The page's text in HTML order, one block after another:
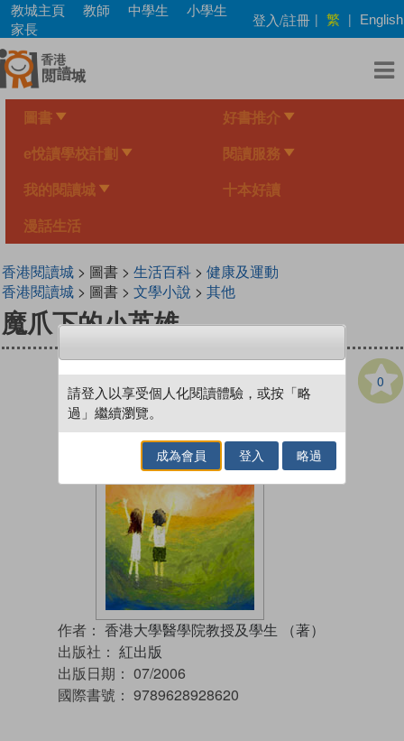
Skip
main
content
教城主頁 教師 中學生
小學生
家長
登入/註冊 | 繁 | English
圖書 好書推介
e悅讀學校計劃 閱讀服務
我的閱讀城 十本好讀
漫話生活
香港閱讀城> 圖書 > 生活百科> 健康及運動
香港閱讀城> 圖書 > 文學小說 > 其他
魔爪下的小英雄
0
作者： 香港大學醫學院教授及學生 （著）
出版社： 紅出版
出版日期： 07/2006
國際書號： 9789628928620
請登入以享受個人化閱讀體驗，或按「略
過」繼續瀏覽。
成為會員 登入 略過